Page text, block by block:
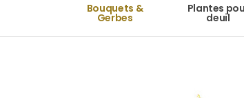
Bouquets &
Gerbes
Plantes
deuil